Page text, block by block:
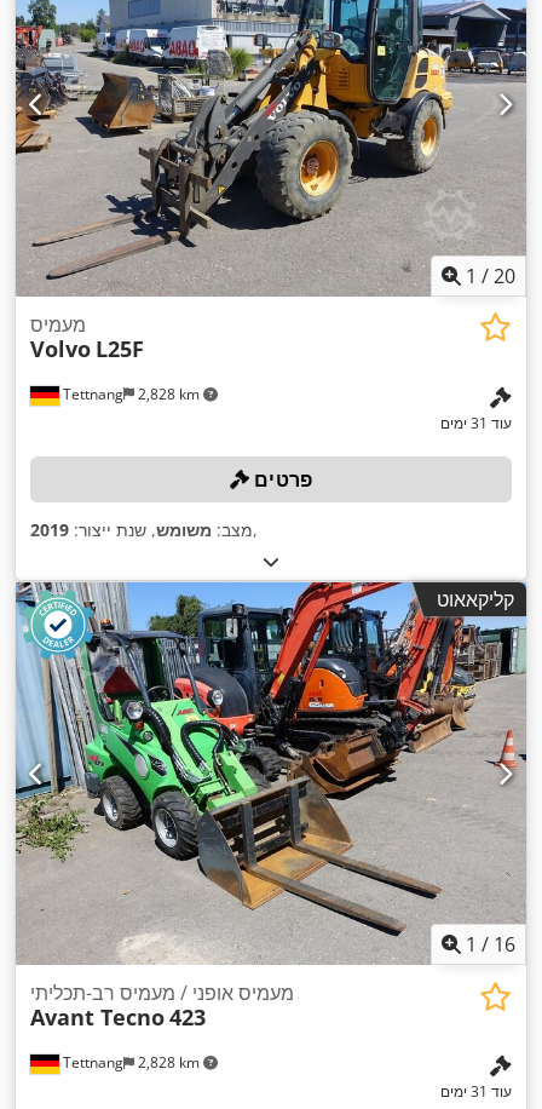
1 /20
Tettnang 2,828 km
מעמיס
Volvo L25F
עוד 31 ימים
פרטים
מצב: משומש, שנת ייצור: 2019 ,
קליקאאוט
1 / 16
Tettnang 2,828 km
מעמיס אופני / מעמיס רב-תכליתי
Avant Tecno423
עוד 31 ימים